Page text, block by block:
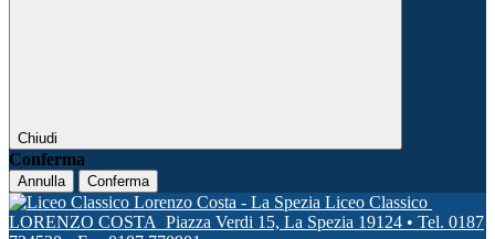
Chiudi
Conferma
Annulla Conferma
Liceo Classico
LORENZO COSTA Piazza Verdi 15, La Spezia 19124 • Tel. 0187